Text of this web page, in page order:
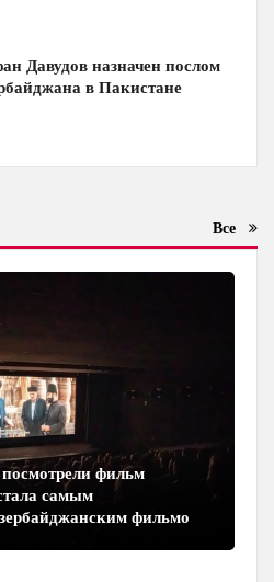
Давудов назначен послом
в Пакистане
Все
фильм
самым
фильмом